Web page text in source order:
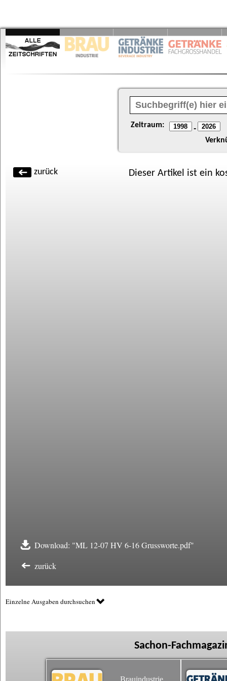
Zeitraum: -
zurück Dieser Artikel ist ein
Download: "ML 12-07 HV 6-16 Grussworte.pdf"
zurück
Einzelne Ausgaben durchsuchen
Sachon-
Brauindustrie